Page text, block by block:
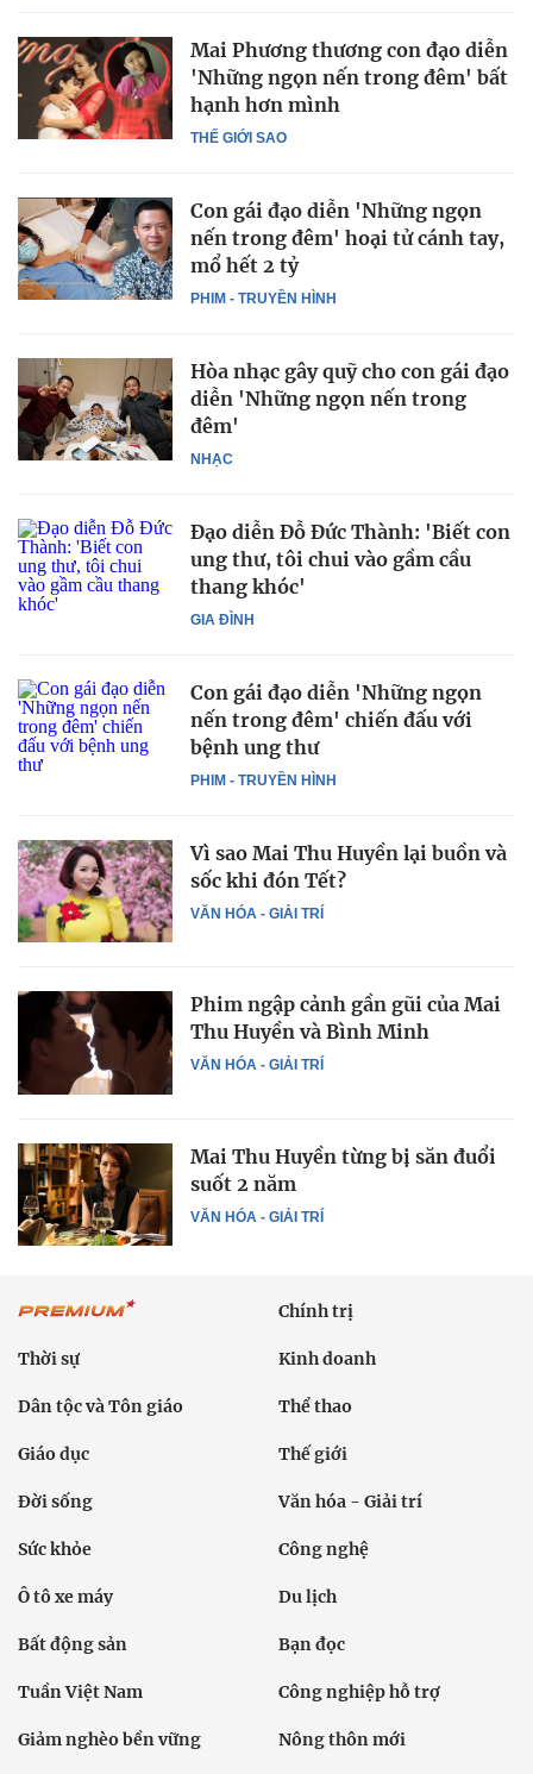
THẾ GIỚI SAO
Mai Phương thương con đạo diễn
'Những ngọn nến trong đêm' bất
hạnh hơn mình
PHIM - TRUYỀN HÌNH
Con gái đạo diễn 'Những ngọn
nến trong đêm' hoại tử cánh tay,
mổ hết 2 tỷ
NHẠC
Hòa nhạc gây quỹ cho con gái đạo
diễn 'Những ngọn nến trong
đêm'
GIA ĐÌNH
Đạo diễn Đỗ Đức Thành: 'Biết con
ung thư, tôi chui vào gầm cầu
thang khóc'
PHIM - TRUYỀN HÌNH
Con gái đạo diễn 'Những ngọn
nến trong đêm' chiến đấu với
bệnh ung thư
VĂN HÓA - GIẢI TRÍ
Vì sao Mai Thu Huyền lại buồn và
sốc khi đón Tết?
VĂN HÓA - GIẢI TRÍ
Phim ngập cảnh gần gũi của Mai
Thu Huyền và Bình Minh
VĂN HÓA - GIẢI TRÍ
Mai Thu Huyền từng bị săn đuổi
suốt 2 năm
Chính trị
Thời sự Kinh doanh
Dân tộc và Tôn giáo Thể thao
Giáo dục Thế giới
Đời sống Văn hóa - Giải trí
Sức khỏe Công nghệ
Ô tô xe máy Du lịch
Bất động sản Bạn đọc
Tuần Việt Nam Công nghiệp hỗ trợ
Giảm nghèo bền vững Nông thôn mới